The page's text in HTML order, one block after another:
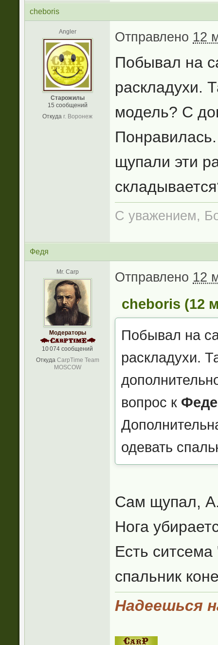
cheboris
Angler
Старожилы
15 сообщений
Откуда г. Воронеж
Отправлено 12
Побывал на
раскладухи.
модель? С
щупали эти
С уважением,
Федя
Mr. Carp
Модераторы
10 074 сообщений
Откуда CarpTime Team
MOSCOW
Отправлено 12
cheboris (12
Побывал на
раскладухи.
вопрос к Феде
одевать
Сам щупал,
Нога
Есть
спальник
Надеешься